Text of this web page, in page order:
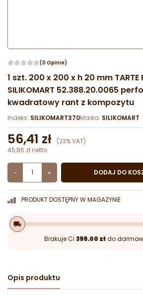
(0 Opinie)
1 szt. 200 x 200 x h 20 mm TARTE
SILIKOMART 52.388.20.0065
kwadratowy rant z kompozytu
Indeks: SILIKOMART370Marka: SILIKOMART
56,41 zł (23% VAT)
45,86 zł netto
- + DODAJ DO
PRODUKT DOSTĘPNY W MAGAZYNIE
local_shipping
Brakuje Ci 399.00 złdo
Opis produktu